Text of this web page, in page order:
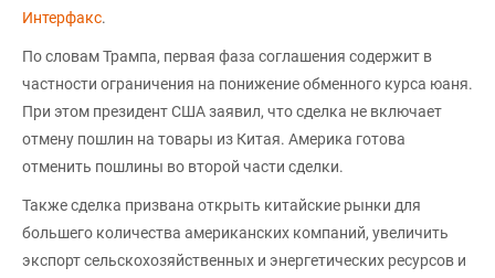
Интерфакс.
По словам Трампа, первая фаза соглашения содержит в
частности ограничения на понижение обменного курса юаня.
При этом президент США заявил, что сделка не включает
отмену пошлин на товары из Китая. Америка готова
отменить пошлины во второй части сделки.
Также сделка призвана открыть китайские рынки для
большего количества американских компаний, увеличить
экспорт сельскохозяйственных и энергетических ресурсов и